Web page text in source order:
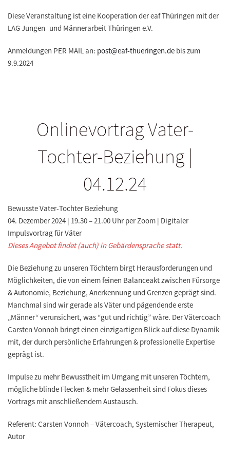
Diese Veranstaltung ist eine Kooperation der eaf Thüringen mit der
LAG Jungen- und Männerarbeit Thüringen e.V.
Anmeldungen PER MAIL an: post@eaf-thueringen.de bis zum
9.9.2024
Onlinevortrag Vater-
Tochter-Beziehung |
04.12.24
Bewusste Vater-Tochter Beziehung
04. Dezember 2024 | 19.30 – 21.00 Uhr per Zoom | Digitaler
Impulsvortrag für Väter
Dieses Angebot findet (auch) in Gebärdensprache statt.
Die Beziehung zu unseren Töchtern birgt Herausforderungen und
Möglichkeiten, die von einem feinen Balanceakt zwischen Fürsorge
& Autonomie, Beziehung, Anerkennung und Grenzen geprägt sind.
Manchmal sind wir gerade als Väter und pägendende erste
„Männer“ verunsichert, was “gut und richtig” wäre. Der Vätercoach
Carsten Vonnoh bringt einen einzigartigen Blick auf diese Dynamik
mit, der durch persönliche Erfahrungen & professionelle Expertise
geprägt ist.
Impulse zu mehr Bewusstheit im Umgang mit unseren Töchtern,
mögliche blinde Flecken & mehr Gelassenheit sind Fokus dieses
Vortrags mit anschließendem Austausch.
Referent: Carsten Vonnoh – Vätercoach, Systemischer Therapeut,
Autor